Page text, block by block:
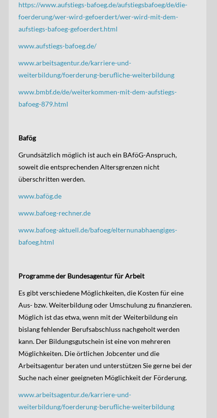
https://www.aufstiegs-bafoeg.de/aufstiegsbafoeg/de/die-
foerderung/wer-wird-gefoerdert/wer-wird-mit-dem-
aufstiegs-bafoeg-gefoerdert.html
www.aufstiegs-bafoeg.de/
www.arbeitsagentur.de/karriere-und-
weiterbildung/foerderung-berufliche-weiterbildung
www.bmbf.de/de/weiterkommen-mit-dem-aufstiegs-
bafoeg-879.html
Bafög
Grundsätzlich möglich ist auch ein BAföG-Anspruch,
soweit die entsprechenden Altersgrenzen nicht
überschritten werden.
www.bafög.de
www.bafoeg-rechner.de
www.bafoeg-aktuell.de/bafoeg/elternunabhaengiges-
bafoeg.html
Programme der Bundesagentur für Arbeit
Es gibt verschiedene Möglichkeiten, die Kosten für eine
Aus- bzw. Weiterbildung oder Umschulung zu finanzieren.
Möglich ist das etwa, wenn mit der Weiterbildung ein
bislang fehlender Berufsabschluss nachgeholt werden
kann. Der Bildungsgutschein ist eine von mehreren
Möglichkeiten. Die örtlichen Jobcenter und die
Arbeitsagentur beraten und unterstützen Sie gerne bei der
Suche nach einer geeigneten Möglichkeit der Förderung.
www.arbeitsagentur.de/karriere-und-
weiterbildung/foerderung-berufliche-weiterbildung